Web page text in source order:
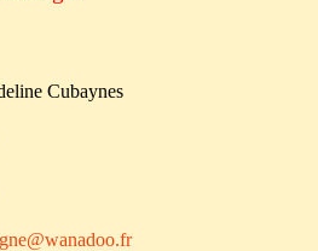
Cubaynes